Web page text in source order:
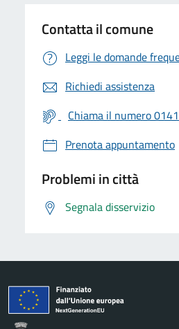
Contatta il comune
Leggi le domande
Richiedi assistenza
Chiama il numero
Prenota appuntamento
Problemi in città
Segnala disservizio